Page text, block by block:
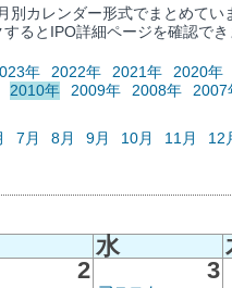
別カレンダー形式でまとめて
るとIPO詳細ページを確認でき
年 2022年 2021年 2020年
2010年 2009年 2008年 2007
7月 8月 9月 10月 11月 12
水
2 3